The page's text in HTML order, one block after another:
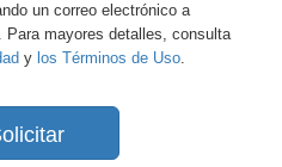
un correo electrónico a
Para mayores detalles, consulta
y los Términos de Uso.